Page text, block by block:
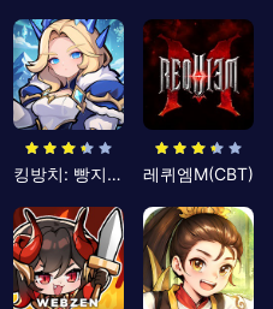
킹방치: 빵지의 제왕 레퀴엠M(CBT)